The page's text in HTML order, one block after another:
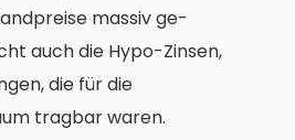
massiv ge-
auch die Hypo-Zinsen,
die für die
tragbar waren.